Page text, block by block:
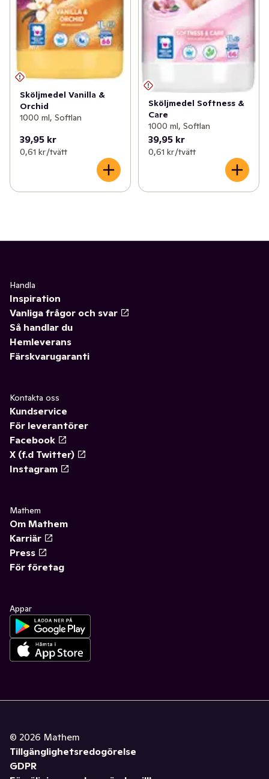
Sköljmedel Vanilla &
Orchid
1000 ml, Softlan
39,95 kr
0,61 kr /tvätt
Sköljmedel Softness &
Care
1000 ml, Softlan
39,95 kr
0,61 kr /tvätt
Handla
Inspiration
Vanliga frågor och svar
Så handlar du
Hemleverans
Färskvarugaranti
Kontakta oss
Kundservice
För leverantörer
Facebook
X (f.d Twitter)
Instagram
Mathem
Om Mathem
Karriär
Press
För företag
Appar
© 2026 Mathem
Tillgänglighetsredogörelse
GDPR